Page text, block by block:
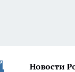
Новости